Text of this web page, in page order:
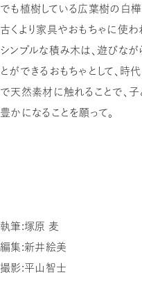
でも植樹している広葉樹の白樺
古くより家具やおもちゃに使わ
シンプルな積み木は、遊びな
とができるおもちゃとして、時
で天然素材に触れることで、子
豊かになることを願って。
執筆：塚原 麦
編集：新井絵美
撮影：平山 智士